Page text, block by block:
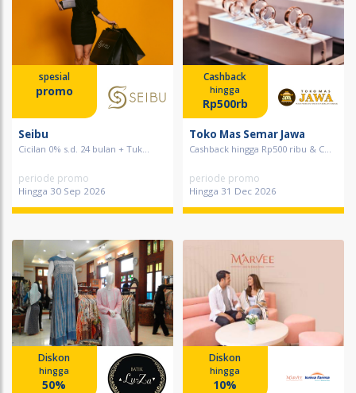
spesial
promo
Seibu
Cicilan 0% s.d. 24 bulan + Tuk...
periode promo
Hingga 30 Sep 2026
Cashback
hingga
Rp500rb
Toko Mas Semar Jawa
Cashback hingga Rp500 ribu & C...
periode promo
Hingga 31 Dec 2026
Diskon
hingga
50%
Diskon
hingga
10%